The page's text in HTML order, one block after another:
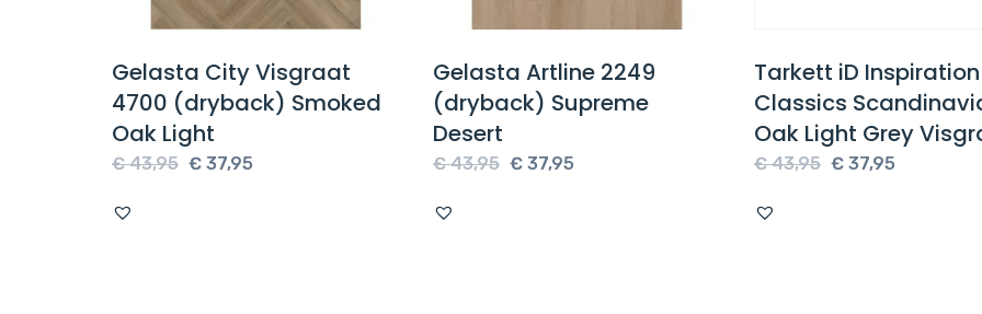
Gelasta City Visgraat
4700 (dryback) Smoked
Oak Light
€43,95 Oorspronkelijke
€ 37,95
Gelasta Artline 2249
(dryback) Supreme
Desert
€43,95 Oorspronkelijke
€ 37,95
Tarkett iD
Classics
Oak Light Grey
€43,95 Oorspronkelijke
€ 37,95